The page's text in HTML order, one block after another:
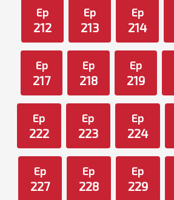
Ep
212
Ep
213
Ep
214
Ep
217
Ep
218
Ep
219
Ep
222
Ep
223
Ep
224
Ep
227
Ep
228
Ep
229